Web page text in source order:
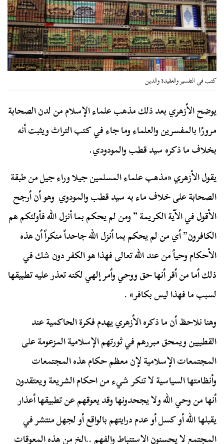
كتب في التفسير والعقيدة والدين
يوضح الأزهري بعد ذلك مذهب علماء الإسلام من لدن الصحابة
مرورًا بالمفسرين والعلماء وما جاء في كتب التراث ويثبت أنه
بخلاف ما ذكره سيد قطب والمودودي.
يقول الأزهري «مذهب علماء المسلمين جيلا وراء جيل من طبقة
الصحابة على خلاف ماء به سيد قطب والمودوي وهو أن أرجح
الأقول في الآية الكريمة ” ومن لم يحكم بما أنزل الله فأولئكم هم
الكافرون” أي من لم يحكم بما أنزل الله جاحداً منكراً أن هذه
الأحكام وحياً من عند الله تعالى فهذا هو الكفر دون شك في
ذلك أما من أقر أنها حق ووحي وأمر إلهي لكنه تعذر عليه تطبيقها
لسبب ما فهذا ليس بكافر» .
وهنا نلاحظ أن ما ذكره الأزهري يهدم فكرة الحاكمية عند
القطبيين ويمحق مبررهم في ثورتهم الإسلامية المزعومة على
المجتمعات الإسلامية لإن معظم حكام هذه المجتمعات
وأنظامتها السياسية لا تنكر شيء من احكام الشريعة ويعتقدون
أنها من وحي الله ولا يجحدونها وقد يعوقهم عن تطبيقها أعذار
يقبلها الله أو كسل أو عدم درايتهم بالواقع أو لجهل منتشر في
المجتمع لا يحسنون الاستنباط والفهم ..الخ من هذه المعوقات